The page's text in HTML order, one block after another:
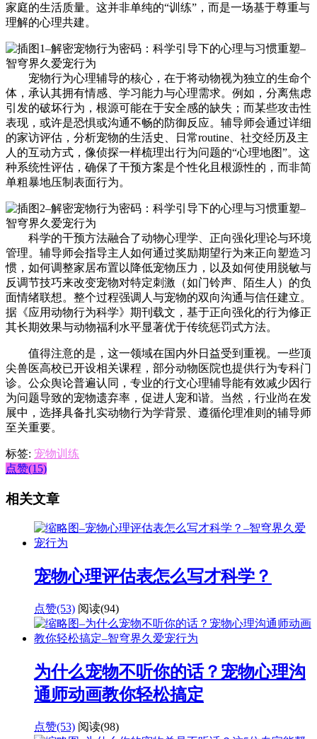
家庭的生活质量。这并非单纯的“训练”，而是一场基于尊重与
理解的心理共建。
宠物行为心理辅导的核心，在于将动物视为独立的生命个
体，承认其拥有情感、学习能力与心理需求。例如，分离焦虑
引发的破坏行为，根源可能在于安全感的缺失；而某些攻击性
表现，或许是恐惧或沟通不畅的防御反应。辅导师会通过详细
的家访评估，分析宠物的生活史、日常routine、社交经历及主
人的互动方式，像侦探一样梳理出行为问题的“心理地图”。这
种系统性评估，确保了干预方案是个性化且根源性的，而非简
单粗暴地压制表面行为。
科学的干预方法融合了动物心理学、正向强化理论与环境
管理。辅导师会指导主人如何通过奖励期望行为来正向塑造习
惯，如何调整家居布置以降低宠物压力，以及如何使用脱敏与
反调节技巧来改变宠物对特定刺激（如门铃声、陌生人）的负
面情绪联想。整个过程强调人与宠物的双向沟通与信任建立。
据《应用动物行为科学》期刊载文，基于正向强化的行为修正
其长期效果与动物福利水平显著优于传统惩罚式方法。
值得注意的是，这一领域在国内外日益受到重视。一些顶
尖兽医高校已开设相关课程，部分动物医院也提供行为专科门
诊。公众舆论普遍认同，专业的行文心理辅导能有效减少因行
为问题导致的宠物遗弃率，促进人宠和谐。当然，行业尚在发
展中，选择具备扎实动物行为学背景、遵循伦理准则的辅导师
至关重要。
标签: 宠物训练
点赞(15)
相关文章
宠物心理评估表怎么写才科学？
点赞(53) 阅读(94)
为什么宠物不听你的话？宠物心理沟
通师动画教你轻松搞定
点赞(53) 阅读(98)